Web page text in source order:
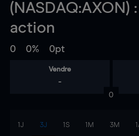
(NASDAQ:AXON)
action
0 0% 0pt
Vendre
-
0
1J 3J 1S 1M 3M